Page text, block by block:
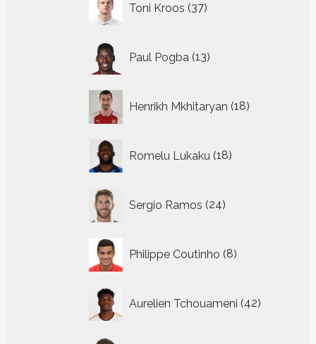
Toni Kroos 37
producten
Paul Pogba 13
producten
Henrikh Mkhitaryan 18
producten
Romelu Lukaku 18
producten
Sergio Ramos 24
producten
Philippe Coutinho 8
producten
Aurelien Tchouameni 42
producten